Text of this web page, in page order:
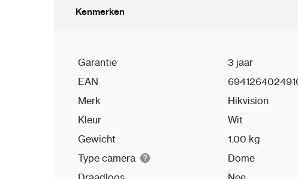
Kenmerken
Garantie
3 jaar
EAN
Merk
Hikvision
Kleur
Wit
Gewicht
1.00 kg
Type camera
Dome